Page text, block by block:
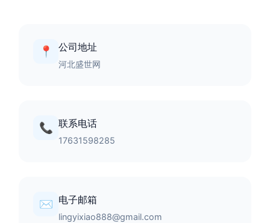
📍 公司地址
河北盛世网
📞 联系电话
17631598285
✉️ 电子邮箱
lingyixiao888@gmail.com